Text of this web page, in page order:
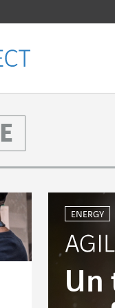
ENERGY
Un